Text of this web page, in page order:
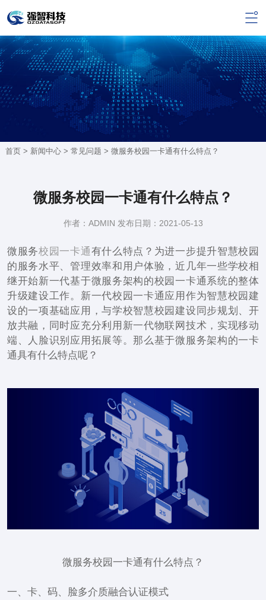
首页 > 新闻中心> 常见问题 > 微服务校园一卡通有什么特点？
微服务校园一卡通有什么特点？
作者：ADMIN 发布日期：2021-05-13
微服务校园一卡通有什么特点？为进一步提升智慧校园
的服务水平、管理效率和用户体验，近几年一些学校相
继开始新一代基于微服务架构的校园一卡通系统的整体
升级建设工作。新一代校园一卡通应用作为智慧校园建
设的一项基础应用，与学校智慧校园建设同步规划、开
放共融，同时应充分利用新一代物联网技术，实现移动
端、人脸识别应用拓展等。那么基于微服务架构的一卡
通具有什么特点呢？
微服务校园一卡通有什么特点？
一、卡、码、脸多介质融合认证模式